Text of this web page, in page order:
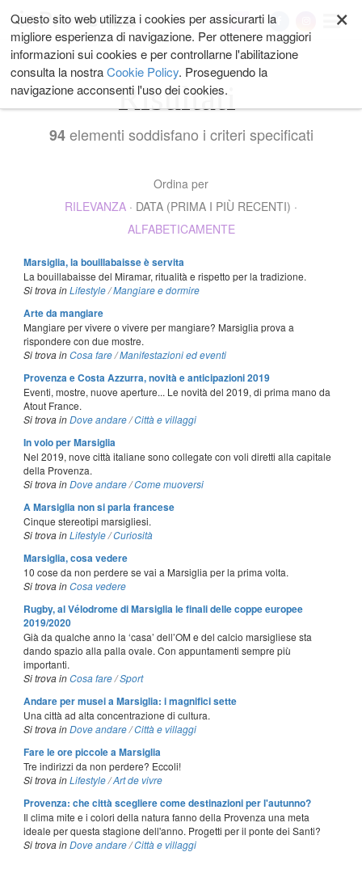
ai
contenuti.
|
Salta
alla
navigazione
My ×
Questo sito web utilizza i cookies per assicurarti la
migliore esperienza di navigazione. Per ottenere maggiori
informazioni sui cookies e per controllarne l'abilitazione
consulta la nostraCookie Policy. Proseguendo la
navigazione acconsenti l'uso dei cookies.
Risultati
94elementi soddisfano i criteri specificati
Ordina per
RILEVANZA · DATA (PRIMA I PIÙ RECENTI) ·
ALFABETICAMENTE
Marsiglia, la bouillabaisse è servita
La bouillabaisse del Miramar, ritualità e rispetto per la tradizione.
Si trova in Lifestyle /Mangiare e dormire
Arte da mangiare
Mangiare per vivere o vivere per mangiare? Marsiglia prova a
rispondere con due mostre.
Si trova in Cosa fare /Manifestazioni ed eventi
Provenza e Costa Azzurra, novità e anticipazioni 2019
Eventi, mostre, nuove aperture... Le novità del 2019, di prima mano da
Atout France.
Si trova in Dove andare /Città e villaggi
In volo per Marsiglia
Nel 2019, nove città italiane sono collegate con voli diretti alla capitale
della Provenza.
Si trova in Dove andare /Come muoversi
A Marsiglia non si parla francese
Cinque stereotipi marsigliesi.
Si trova in Lifestyle /Curiosità
Marsiglia, cosa vedere
10 cose da non perdere se vai a Marsiglia per la prima volta.
Si trova in Cosa vedere
Rugby, al Vélodrome di Marsiglia le finali delle coppe europee
2019/2020
Già da qualche anno la ‘casa’ dell’OM e del calcio marsigliese sta
dando spazio alla palla ovale. Con appuntamenti sempre più
importanti.
Si trova in Cosa fare /Sport
Andare per musei a Marsiglia: i magnifici sette
Una città ad alta concentrazione di cultura.
Si trova in Dove andare /Città e villaggi
Fare le ore piccole a Marsiglia
Tre indirizzi da non perdere? Eccoli!
Si trova in Lifestyle /Art de vivre
Provenza: che città scegliere come destinazioni per l'autunno?
Il clima mite e i colori della natura fanno della Provenza una meta
ideale per questa stagione dell'anno. Progetti per il ponte dei Santi?
Si trova in Dove andare /Città e villaggi